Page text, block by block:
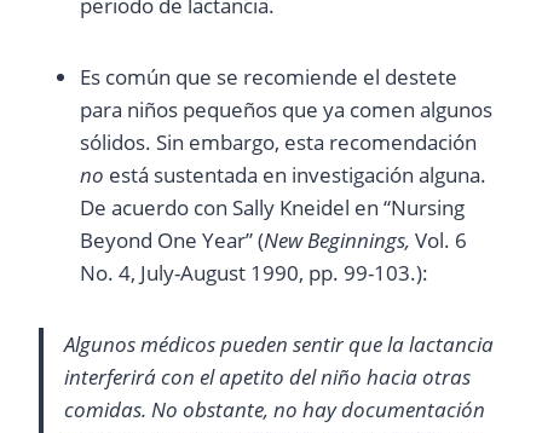
Es común que se recomiende el destete
para niños pequeños que ya comen algunos
sólidos. Sin embargo, esta recomendación
no está sustentada en investigación alguna.
De acuerdo con Sally Kneidel en “Nursing
Beyond One Year” (New Beginnings, Vol. 6
No. 4, July-August 1990, pp. 99-103.):
Algunos médicos pueden sentir que la lactancia
interferirá con el apetito del niño hacia otras
comidas. No obstante, no hay documentación